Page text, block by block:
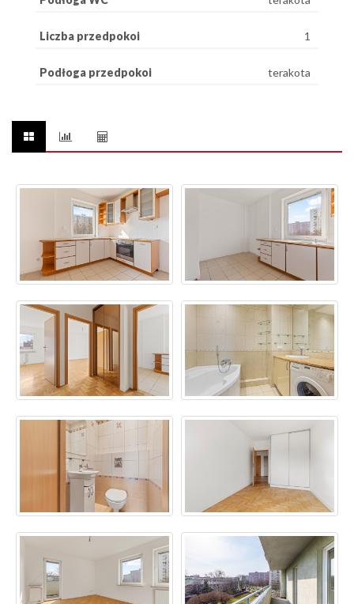
Liczba przedpokoi 1
Podłoga przedpokoi terakota